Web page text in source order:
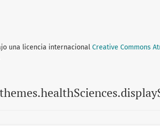
una licencia internacional Creative Commons